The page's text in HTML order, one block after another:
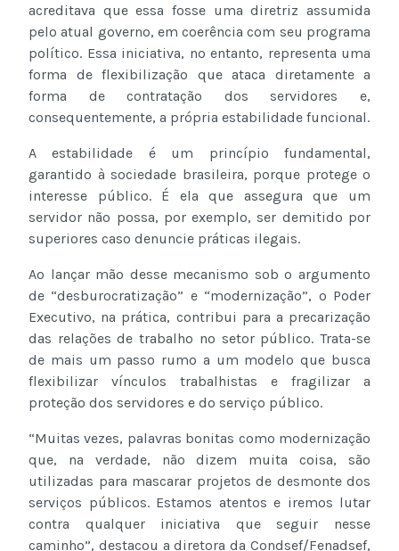
acreditava que essa fosse uma diretriz assumida
pelo atual governo, em coerência com seu programa
político. Essa iniciativa, no entanto, representa uma
forma de flexibilização que ataca diretamente a
forma de contratação dos servidores e,
consequentemente, a própria estabilidade funcional.
A estabilidade é um princípio fundamental,
garantido à sociedade brasileira, porque protege o
interesse público. É ela que assegura que um
servidor não possa, por exemplo, ser demitido por
superiores caso denuncie práticas ilegais.
Ao lançar mão desse mecanismo sob o argumento
de “desburocratização” e “modernização”, o Poder
Executivo, na prática, contribui para a precarização
das relações de trabalho no setor público. Trata-se
de mais um passo rumo a um modelo que busca
flexibilizar vínculos trabalhistas e fragilizar a
proteção dos servidores e do serviço público.
“Muitas vezes, palavras bonitas como modernização
que, na verdade, não dizem muita coisa, são
utilizadas para mascarar projetos de desmonte dos
serviços públicos. Estamos atentos e iremos lutar
contra qualquer iniciativa que seguir nesse
caminho”, destacou a diretora da Condsef/Fenadsef,